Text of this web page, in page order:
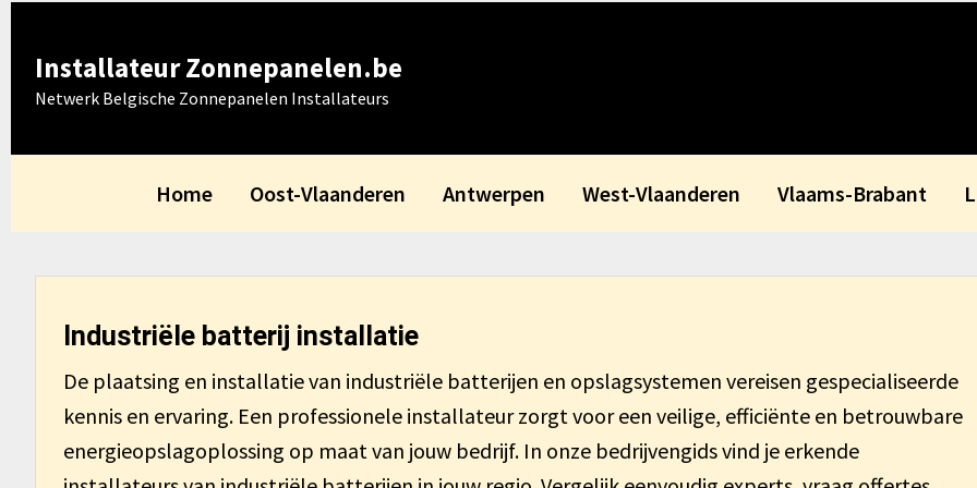
primary
main
primary
footer
Installateur Zonnepanelen.be
Netwerk Belgische Zonnepanelen Installateurs
Home Oost-Vlaanderen Antwerpen West-Vlaanderen Vlaams-Brabant
Industriële batterij installatie
De plaatsing en installatie van industriële batterijen en opslagsystemen vereisen gespecialiseerde
kennis en ervaring. Een professionele installateur zorgt voor een veilige, efficiënte en betrouwbare
energieopslagoplossing op maat van jouw bedrijf. In onze bedrijvengids vind je erkende